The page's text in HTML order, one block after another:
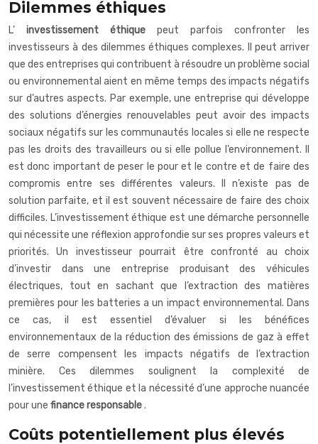
Dilemmes éthiques
L’ investissement éthique peut parfois confronter les
investisseurs à des dilemmes éthiques complexes. Il peut arriver
que des entreprises qui contribuent à résoudre un problème social
ou environnemental aient en même temps des impacts négatifs
sur d’autres aspects. Par exemple, une entreprise qui développe
des solutions d’énergies renouvelables peut avoir des impacts
sociaux négatifs sur les communautés locales si elle ne respecte
pas les droits des travailleurs ou si elle pollue l’environnement. Il
est donc important de peser le pour et le contre et de faire des
compromis entre ses différentes valeurs. Il n’existe pas de
solution parfaite, et il est souvent nécessaire de faire des choix
difficiles. L’investissement éthique est une démarche personnelle
qui nécessite une réflexion approfondie sur ses propres valeurs et
priorités. Un investisseur pourrait être confronté au choix
d’investir dans une entreprise produisant des véhicules
électriques, tout en sachant que l’extraction des matières
premières pour les batteries a un impact environnemental. Dans
ce cas, il est essentiel d’évaluer si les bénéfices
environnementaux de la réduction des émissions de gaz à effet
de serre compensent les impacts négatifs de l’extraction
minière. Ces dilemmes soulignent la complexité de
l’investissement éthique et la nécessité d’une approche nuancée
pour une finance responsable.
Coûts potentiellement plus élevés